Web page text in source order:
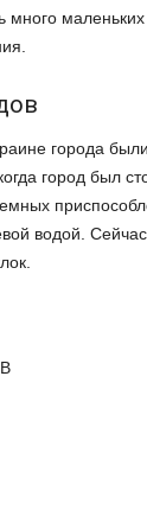
много
города
город был
водой.